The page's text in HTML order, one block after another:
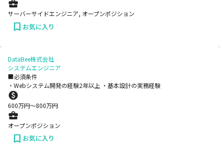
サーバーサイドエンジニア, オープンポジション
お気に入り
DataBee株式会社
システムエンジニア
■必須条件
・Webシステム開発の経験2年以上 ・基本設計の実務経験
600万円〜800万円
オープンポジション
お気に入り